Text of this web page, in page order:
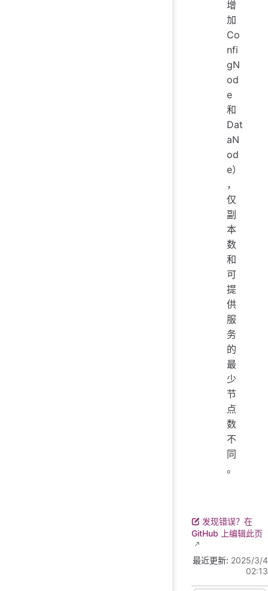
增
加
Co
nfi
gN
od
e
和
Dat
aN
od
e）
，
仅
副
本
数
和
可
提
供
服
务
的
最
少
节
点
数
不
同
。
发现错误？在
GitHub 上编辑此页
最近更新: 2025/3/4
02:13